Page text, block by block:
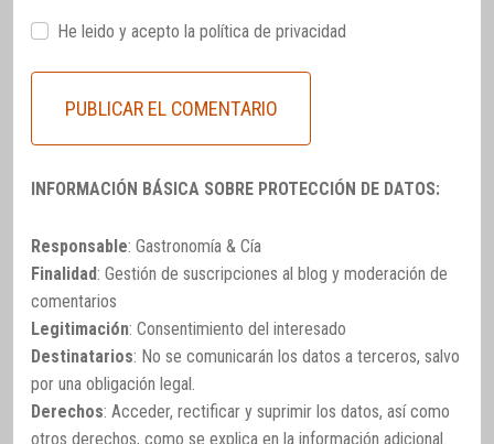
He leido y acepto la política de privacidad
INFORMACIÓN BÁSICA SOBRE PROTECCIÓN DE DATOS:
Responsable: Gastronomía & Cía
Finalidad: Gestión de suscripciones al blog y moderación de
comentarios
Legitimación: Consentimiento del interesado
Destinatarios: No se comunicarán los datos a terceros, salvo
por una obligación legal.
Derechos: Acceder, rectificar y suprimir los datos, así como
otros derechos, como se explica en la información adicional.